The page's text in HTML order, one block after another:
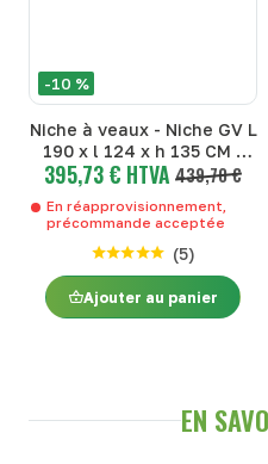
-10 %
Niche à veaux - Niche GV L
190 x l 124 x h 135 CM -
Niches Lagée - Niche GV L
190 x l 124 x h 135 CM
395,73 € HTVA 439,70 €
En réapprovisionnement,
précommande acceptée
(5)
Ajouter au panier
EN